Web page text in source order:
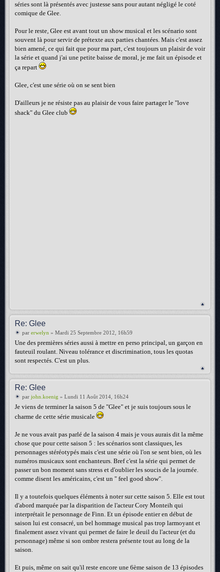
séries sont là présentés avec justesse sans pour autant négligé le coté
comique de Glee.
Pour le reste, Glee est avant tout un show musical et les scénario sont
souvent là pour servir de prétexte aux parties chantées. Mais c'est assez
bien amené, ce qui fait que pour ma part, c'est toujours un plaisir de voir
la série et quand j'ai une petite baisse de moral, je me fait un épisode et
ça repart
Glee, c'est une série où on se sent bien
D'ailleurs je ne résiste pas au plaisir de vous faire partager le "love
shack" du Glee club
Re: Glee
par erwelyn » Mardi 25 Septembre 2012, 16h59
Une des premières séries aussi à mettre en perso principal, un garçon en
fauteuil roulant. Niveau tolérance et discrimination, tous les quotas
sont respectés. C'est un plus.
Re: Glee
par john.koenig » Lundi 11 Août 2014, 16h24
Je viens de terminer la saison 5 de "Glee" et je suis toujours sous le
charme de cette série musicale
Je ne vous avait pas parlé de la saison 4 mais je vous aurais dit la même
chose que pour cette saison 5 : les scénarios sont classiques, les
personnages stéréotypés mais c'est une série où l'on se sent bien, où les
numéros musicaux sont enchanteurs. Bref c'est la série qui permet de
passer un bon moment sans stress et d'oublier les soucis de la journée.
comme disent les américains, c'est un " feel good show".
Il y a toutefois quelques éléments à noter sur cette saison 5. Elle est tout
d'abord marquée par la disparition de l'acteur Cory Monteih qui
interprétait le personnage de Finn. Et un épisode entier en début de
saison lui est consacré, un bel hommage musical pas trop larmoyant et
finalement assez vivant qui permet de faire le deuil du l'acteur (et du
personnage) même si son ombre restera présente tout au long de la
saison.
Et puis, même on sait qu'il reste encore une 6ème saison de 13 épisodes